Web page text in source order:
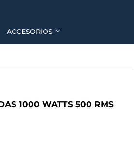
ACCESORIOS
1000 WATTS 500 RMS